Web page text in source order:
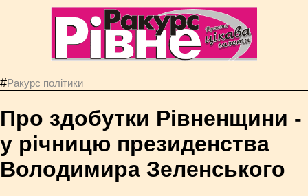
#Ракурс політики
Про здобутки Рівненщини -
у річницю президенства
Володимира Зеленського